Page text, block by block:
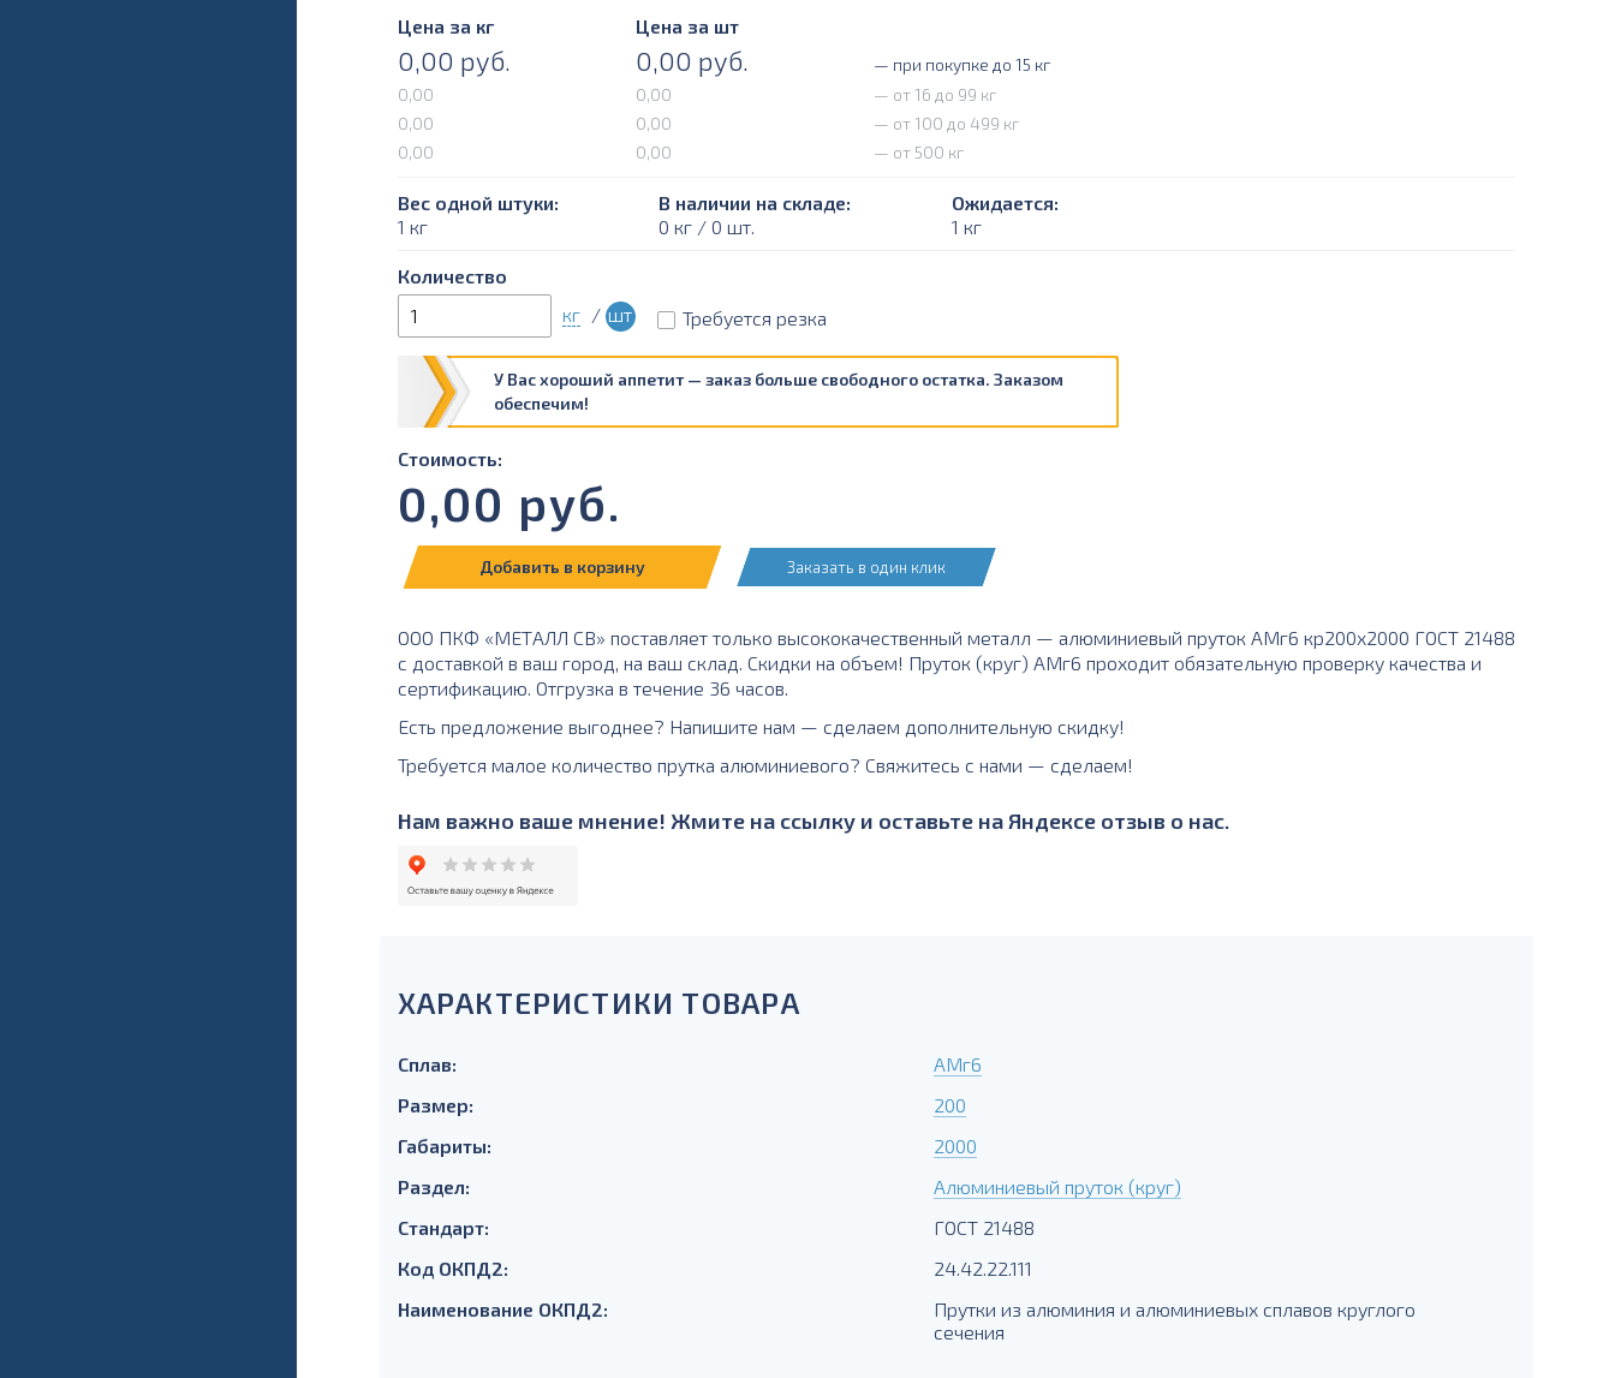
Цена за кг Цена за шт
0,00 руб. 0,00 руб.
— при покупке до 15 кг
0,00
0,00
— от 16 до 99 кг
0,00
0,00
— от 100 до 499 кг
0,00
0,00 — от 500 кг
Вес одной штуки:
1 кг
В наличии на складе:
0 кг / 0 шт.
Ожидается:
1 кг
Количество
кг / шт Требуется резка
У Вас хороший аппетит — заказ больше свободного остатка. Заказом
обеспечим!
Стоимость:
0,00 руб.
Добавить в корзину Заказать в один клик
ООО ПКФ «МЕТАЛЛ СВ» поставляет только высококачественный металл — алюминиевый пруток АМг6 кр200х2000 ГОСТ 21488
с доставкой в ваш город, на ваш склад. Скидки на объем! Пруток (круг) АМг6 проходит обязательную проверку качества и
сертификацию. Отгрузка в течение 36 часов.
Есть предложение выгоднее? Напишите нам — сделаем дополнительную скидку!
Требуется малое количество прутка алюминиевого? Свяжитесь с нами — сделаем!
Нам важно ваше мнение! Жмите на ссылку и оставьте на Яндексе отзыв о нас.
ХАРАКТЕРИСТИКИ ТОВАРА
Сплав:
АМг6
Размер:
200
Габариты:
2000
Раздел:
Алюминиевый пруток (круг)
Стандарт:
ГОСТ 21488
Код ОКПД2:
24.42.22.111
Наименование ОКПД2:
Прутки из алюминия и алюминиевых сплавов круглого
сечения